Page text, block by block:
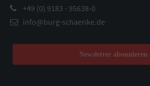
+49 (0) 9183 - 95638-0
info@burg-schaenke.de
Newsletter abonnieren